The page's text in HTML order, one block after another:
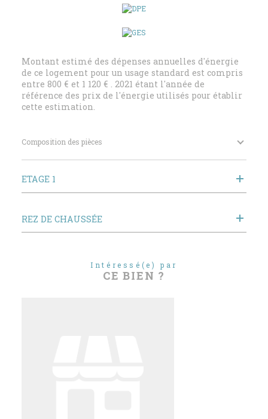
Montant estimé des dépenses annuelles d'énergie
de ce logement pour un usage standard est compris
entre 800 € et 1 120 € . 2021 étant l'année de
référence des prix de l'énergie utilisés pour établir
cette estimation.
Composition des pièces
ETAGE 1
REZ DE CHAUSSÉE
Intéressé(e) par
CE BIEN ?